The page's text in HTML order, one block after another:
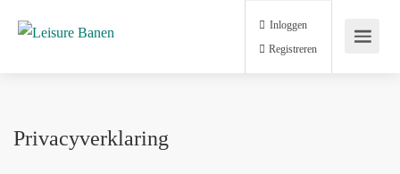
Inloggen
Registreren
Privacyverklaring